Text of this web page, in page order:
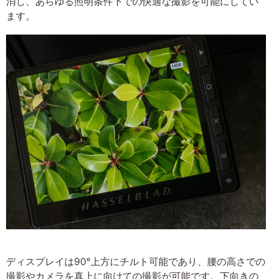
ます。
ディスプレイは90°上方にチルト可能であり、腰の高さでの
撮影やカメラを真上に向けての撮影が可能です。下向きの